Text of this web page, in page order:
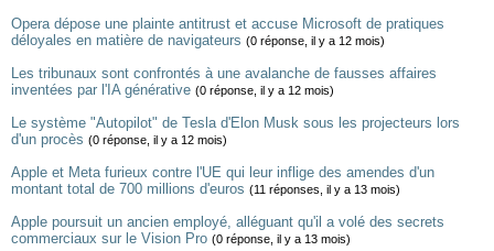
Opera dépose une plainte antitrust et accuse Microsoft de pratiques
déloyales en matière de navigateurs (0 réponse, il y a 12 mois)
Les tribunaux sont confrontés à une avalanche de fausses affaires
inventées par l'IA générative (0 réponse, il y a 12 mois)
Le système "Autopilot" de Tesla d'Elon Musk sous les projecteurs lors
d'un procès (0 réponse, il y a 12 mois)
Apple et Meta furieux contre l'UE qui leur inflige des amendes d'un
montant total de 700 millions d'euros (11 réponses, il y a 13 mois)
Apple poursuit un ancien employé, alléguant qu'il a volé des secrets
commerciaux sur le Vision Pro (0 réponse, il y a 13 mois)